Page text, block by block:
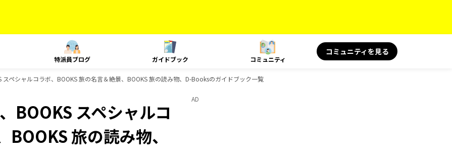
特派員ブログ ガイドブック コミュニティ
コミュニティを見る
ペシャルコラボ、BOOKS 旅の名言＆絶景、BOOKS 旅の読み物、D-Booksのガイドブック一覧
BOOKS スペシャルコ
旅の読み物、
AD